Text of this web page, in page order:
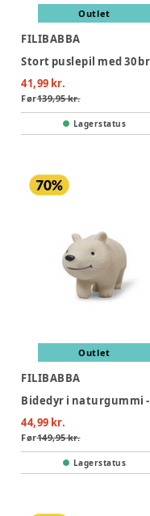
Outlet
FILIBABBA
41,99 kr.
Før139,95 kr.
Lagerstatus
Outlet
FILIBABBA
44,99 kr.
Før149,95 kr.
Lagerstatus